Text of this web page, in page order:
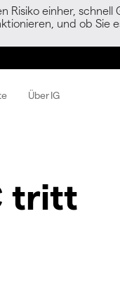
einher, schnell
und ob Sie
Über IG
tritt